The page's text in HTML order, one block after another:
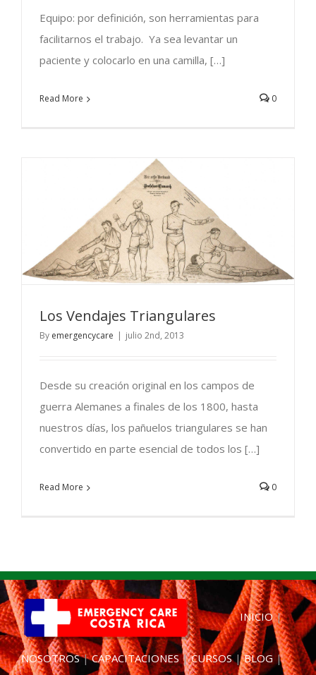
Equipo: por definición, son herramientas para
facilitarnos el trabajo. Ya sea levantar un
paciente y colocarlo en una camilla, […]
Read More 0
Los Vendajes Triangulares
By emergencycare | julio 2nd, 2013
Desde su creación original en los campos de
guerra Alemanes a finales de los 1800, hasta
nuestros días, los pañuelos triangulares se han
convertido en parte esencial de todos los […]
Read More 0
INICIO|
NOSOTROS|CAPACITACIONES|CURSOS|BLOG|